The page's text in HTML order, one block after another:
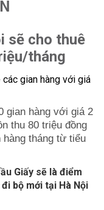
sẽ cho thuê
tháng
gian hàng với giá 2
thu 80 triệu đồng
tháng từ tiểu
Giấy sẽ là điểm
bộ mới tại Hà Nội